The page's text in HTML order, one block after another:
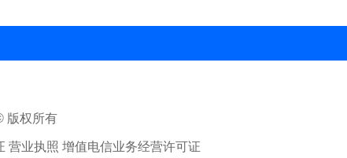
版权所有
营业执照 增值电信业务经营许可证